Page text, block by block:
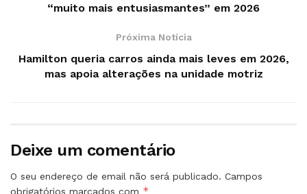
“muito mais entusiasmantes” em 2026
Próxima Notícia
Hamilton queria carros ainda mais leves em 2026,
mas apoia alterações na unidade motriz
Deixe um comentário
O seu endereço de email não será publicado. Campos
obrigatórios marcados com *